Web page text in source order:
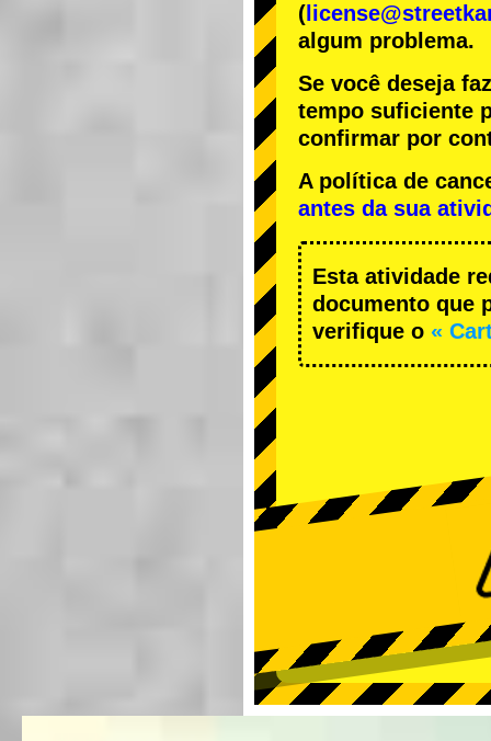
(
algum problema.
Se você deseja
tempo suficiente
confirmar por
A política de
antes da sua
Esta atividade
documento que
verifique o «